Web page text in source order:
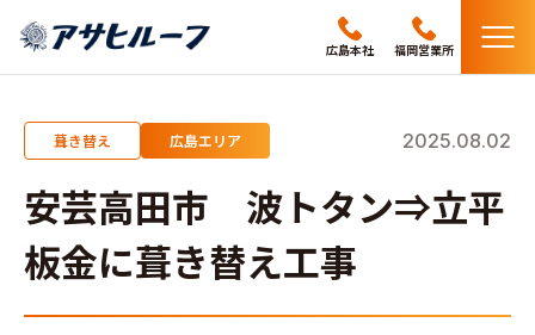
広島本社 福岡営業所
メ
ニ
ー
葺き替え 広島エリア 2025.08.02
安芸高田市 波トタン⇒立平
板金に葺き替え工事